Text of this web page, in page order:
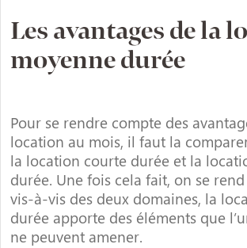
Les avantages de la
moyenne durée
Pour se rendre compte des
location au mois, il faut la
la location courte durée et la
durée. Une fois cela fait, on se
vis-à-vis des deux domaines, la
durée apporte des éléments que
ne peuvent amener.